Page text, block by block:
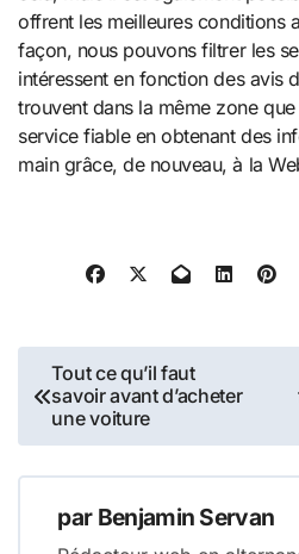
offrent les meilleures conditions
façon, nous pouvons filtrer les
intéressent en fonction des avis
trouvent dans la même zone
service fiable en obtenant des
main grâce, de nouveau, à la
Navigation
de
l’article
Tout ce qu’il faut
savoir avant d’acheter
une voiture
par Benjamin Servan